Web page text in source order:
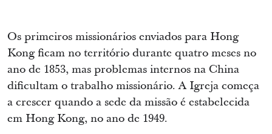
Os primeiros missionários enviados para Hong
Kong ficam no território durante quatro meses no
ano de 1853, mas problemas internos na China
dificultam o trabalho missionário. A Igreja começa
a crescer quando a sede da missão é estabelecida
em Hong Kong, no ano de 1949.